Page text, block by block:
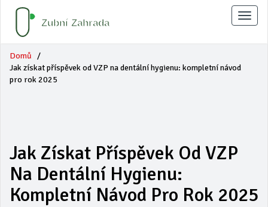
Domů
Jak získat příspěvek od VZP na dentální hygienu: kompletní návod
pro rok 2025
Jak Získat Příspěvek Od VZP
Na Dentální Hygienu:
Kompletní Návod Pro Rok 2025